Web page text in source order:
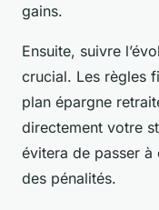
gains.
Ensuite, suivre
crucial. Les règles
plan épargne
directement votre
évitera de passer à
des pénalités.